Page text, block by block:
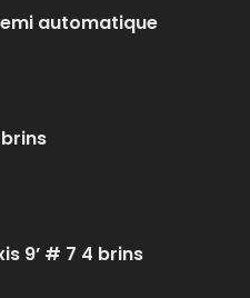
automatique
9’ # 7 4 brins